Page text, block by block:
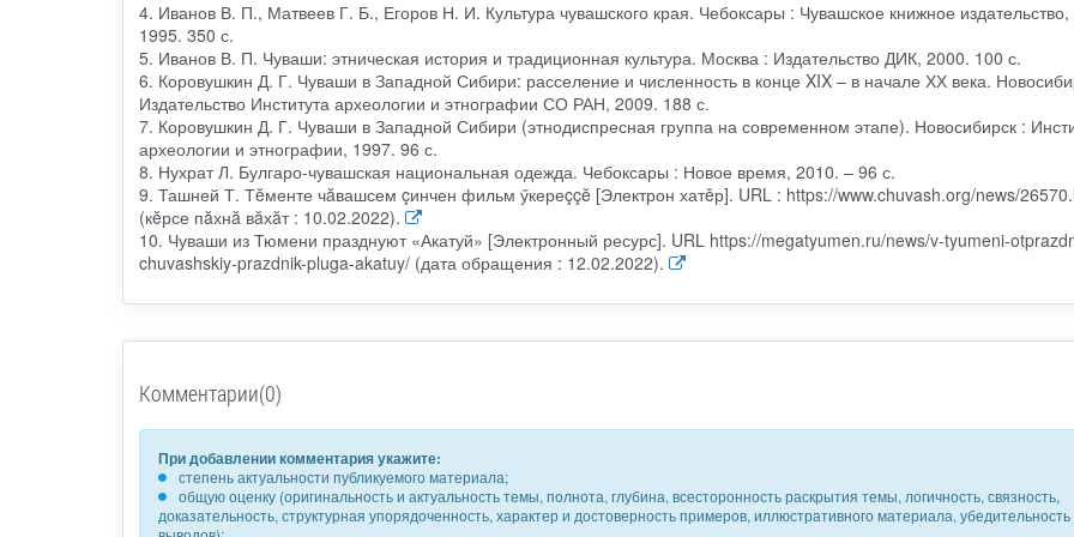
4. Иванов В. П., Матвеев Г. Б., Егоров Н. И. Культура чувашского края. Чебоксары : Чувашское книжное издательство,
1995. 350 с.
5. Иванов В. П. Чуваши: этническая история и традиционная культура. Москва : Издательство ДИК, 2000. 100 с.
6. Коровушкин Д. Г. Чуваши в Западной Сибири: расселение и численность в конце XIX – в начале ХХ века.
Издательство Института археологии и этнографии СО РАН, 2009. 188 с.
7. Коровушкин Д. Г. Чуваши в Западной Сибири (этнодиспресная группа на современном этапе). Новосибирск :
археологии и этнографии, 1997. 96 с.
8. Нухрат Л. Булгаро-чувашская национальная одежда. Чебоксары : Новое время, 2010. – 96 с.
9. Ташней Т. Тĕменте чăвашсем çинчен фильм ӳкереççĕ [Электрон хатĕр]. URL : https://www.chuvash.org/news/
(кĕрсе пăхнă вăхăт : 10.02.2022).
10. Чуваши из Тюмени празднуют «Акатуй» [Электронный ресурс]. URL https://megatyumen.ru/news/v-tyumeni-
chuvashskiy-prazdnik-pluga-akatuy/ (дата обращения : 12.02.2022).
Комментарии(0)
При добавлении комментария укажите:
степень актуальности публикуемого материала;
общую оценку (оригинальность и актуальность темы, полнота, глубина, всесторонность раскрытия темы, логичность, связность,
доказательность, структурная упорядоченность, характер и достоверность примеров, иллюстративного материала, убедительность